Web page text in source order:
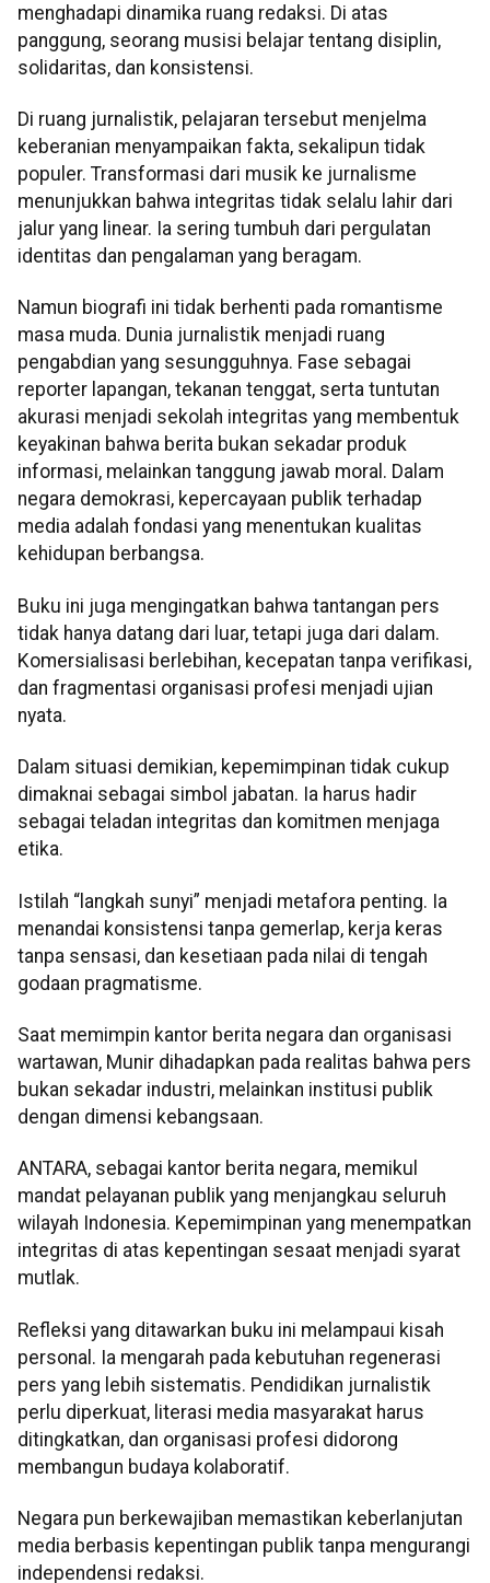
menghadapi dinamika ruang redaksi. Di atas
panggung, seorang musisi belajar tentang disiplin,
solidaritas, dan konsistensi.
Di ruang jurnalistik, pelajaran tersebut menjelma
keberanian menyampaikan fakta, sekalipun tidak
populer. Transformasi dari musik ke jurnalisme
menunjukkan bahwa integritas tidak selalu lahir dari
jalur yang linear. Ia sering tumbuh dari pergulatan
identitas dan pengalaman yang beragam.
Namun biografi ini tidak berhenti pada romantisme
masa muda. Dunia jurnalistik menjadi ruang
pengabdian yang sesungguhnya. Fase sebagai
reporter lapangan, tekanan tenggat, serta tuntutan
akurasi menjadi sekolah integritas yang membentuk
keyakinan bahwa berita bukan sekadar produk
informasi, melainkan tanggung jawab moral. Dalam
negara demokrasi, kepercayaan publik terhadap
media adalah fondasi yang menentukan kualitas
kehidupan berbangsa.
Buku ini juga mengingatkan bahwa tantangan pers
tidak hanya datang dari luar, tetapi juga dari dalam.
Komersialisasi berlebihan, kecepatan tanpa verifikasi,
dan fragmentasi organisasi profesi menjadi ujian
nyata.
Dalam situasi demikian, kepemimpinan tidak cukup
dimaknai sebagai simbol jabatan. Ia harus hadir
sebagai teladan integritas dan komitmen menjaga
etika.
Istilah “langkah sunyi” menjadi metafora penting. Ia
menandai konsistensi tanpa gemerlap, kerja keras
tanpa sensasi, dan kesetiaan pada nilai di tengah
godaan pragmatisme.
Saat memimpin kantor berita negara dan organisasi
wartawan, Munir dihadapkan pada realitas bahwa pers
bukan sekadar industri, melainkan institusi publik
dengan dimensi kebangsaan.
ANTARA, sebagai kantor berita negara, memikul
mandat pelayanan publik yang menjangkau seluruh
wilayah Indonesia. Kepemimpinan yang menempatkan
integritas di atas kepentingan sesaat menjadi syarat
mutlak.
Refleksi yang ditawarkan buku ini melampaui kisah
personal. Ia mengarah pada kebutuhan regenerasi
pers yang lebih sistematis. Pendidikan jurnalistik
perlu diperkuat, literasi media masyarakat harus
ditingkatkan, dan organisasi profesi didorong
membangun budaya kolaboratif.
Negara pun berkewajiban memastikan keberlanjutan
media berbasis kepentingan publik tanpa mengurangi
independensi redaksi.